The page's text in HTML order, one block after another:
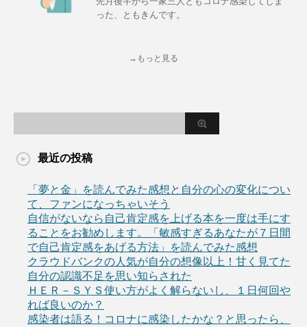
った、ともきんです。
→もっと見る
最近の投稿
「夢と金」を読んでみた感想と自分の心の変化につい
て、ファンになっちゃいそう
自信がないなら自己肯定感を上げる本を一度は手にす
ることをお勧めします。「敏感すぎるあなたが７日間
で自己肯定感をあげる方法」を読んでみた感想
クラウドバンクの人気が自分の想像以上！甘く見てた
自分の認識不足を思い知らされた
ＨＥＲ－ＳＹＳ使い方がよく解らないし、１日何回や
れば良いのか？
感染者は語る！コロナに感染したかな？と思ったら、